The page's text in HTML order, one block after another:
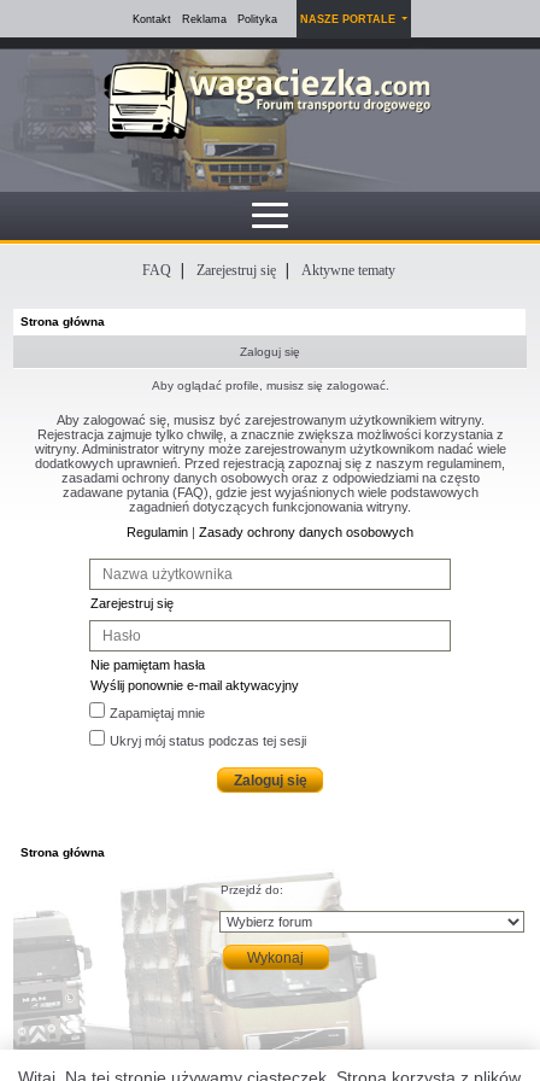
Kontakt Reklama Polityka NASZE PORTALE
FAQ Zarejestruj się Aktywne tematy
Strona główna
Zaloguj się
Aby oglądać profile, musisz się zalogować.
Aby zalogować się, musisz być zarejestrowanym użytkownikiem witryny.
Rejestracja zajmuje tylko chwilę, a znacznie zwiększa możliwości korzystania z
witryny. Administrator witryny może zarejestrowanym użytkownikom nadać wiele
dodatkowych uprawnień. Przed rejestracją zapoznaj się z naszym regulaminem,
zasadami ochrony danych osobowych oraz z odpowiedziami na często
zadawane pytania (FAQ), gdzie jest wyjaśnionych wiele podstawowych
zagadnień dotyczących funkcjonowania witryny.
Regulamin | Zasady ochrony danych osobowych
Zarejestruj się
Nie pamiętam hasła
Wyślij ponownie e-mail aktywacyjny
Zapamiętaj mnie
Ukryj mój status podczas tej sesji
Strona główna
Przejdź do: